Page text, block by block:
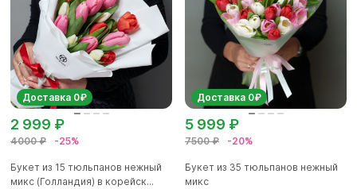
Доставка 0₽
4000 ₽ -25%
2 999 ₽
Букет из 15 тюльпанов нежный
микс (Голландия) в корейск...
Доставка 0₽
7500 ₽ -20%
5 999 ₽
Букет из 35 тюльпанов нежный
микс